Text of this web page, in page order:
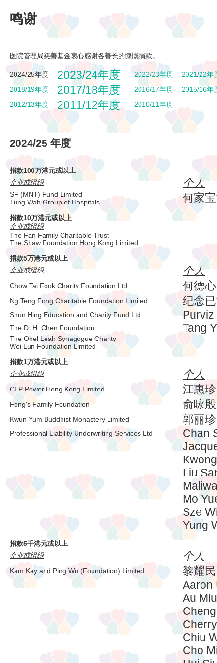
鸣谢
医院管理局慈善基金衷心感谢各善长的慷慨捐款。
2024/25年度 2023/24年度 2022/23年度
2021/22年
2018/19年度
2017/18年度 2016/17年度
2015/16年
2012/13年度
2011/12年度 2010/11年度
2024/25 年度
捐款100万港元或以上
企业或组织
个人
SF (MNT) Fund Limited
Tung Wah Group of Hospitals
何家
捐款10万港元或以上
企业或组织
The Fan Family Charitable Trust
The Shaw Foundation Hong Kong Limited
捐款5万港元或以上
企业或组织
个人
Chow Tai Fook Charity Foundation Ltd 何德
Ng Teng Fong Charitable Foundation Limited 纪念
Shun Hing Education and Charity Fund Ltd Purviz
The D. H. Chen Foundation Tang
The Ohel Leah Synagogue Charity
Wei Lun Foundation Limited
捐款1万港元或以上
企业或组织
个人
CLP Power Hong Kong Limited 江惠珍
Fong's Family Foundation 俞咏殷
Kwun Yum Buddhist Monastery Limited 郭丽珍
Professional Liability Underwriting Services Ltd
Chan
Liu
Mo
Sze
Yung
捐款5千港元或以上
企业或组织
个人
Kam Kay and Ping Wu (Foundation) Limited
黎耀民
Aaron
Au
Chiu
Cho